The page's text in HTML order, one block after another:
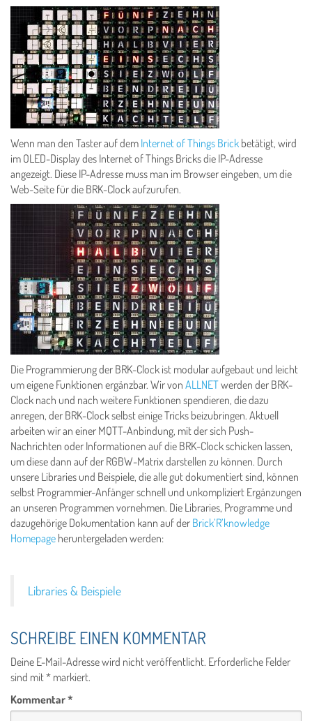
Wenn man den Taster auf dem Internet of Things Brick betätigt, wird
im OLED-Display des Internet of Things Bricks die IP-Adresse
angezeigt. Diese IP-Adresse muss man im Browser eingeben, um die
Web-Seite für die BRK-Clock aufzurufen.
Die Programmierung der BRK-Clock ist modular aufgebaut und leicht
um eigene Funktionen ergänzbar. Wir von ALLNETwerden der BRK-
Clock nach und nach weitere Funktionen spendieren, die dazu
anregen, der BRK-Clock selbst einige Tricks beizubringen. Aktuell
arbeiten wir an einer MQTT-Anbindung, mit der sich Push-
Nachrichten oder Informationen auf die BRK-Clock schicken lassen,
um diese dann auf der RGBW-Matrix darstellen zu können. Durch
unsere Libraries und Beispiele, die alle gut dokumentiert sind, können
selbst Programmier-Anfänger schnell und unkompliziert Ergänzungen
an unseren Programmen vornehmen. Die Libraries, Programme und
dazugehörige Dokumentation kann auf der Brick’R’knowledge
Homepage heruntergeladen werden:
Libraries & Beispiele
SCHREIBE EINEN KOMMENTAR
Deine E-Mail-Adresse wird nicht veröffentlicht. Erforderliche Felder
sind mit* markiert.
Kommentar*